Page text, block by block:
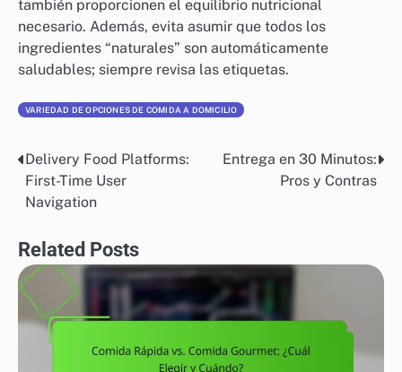
también proporcionen el equilibrio nutricional
necesario. Además, evita asumir que todos los
ingredientes “naturales” son automáticamente
saludables; siempre revisa las etiquetas.
VARIEDAD DE OPCIONES DE COMIDA A DOMICILIO
Post
navigation
Delivery Food Platforms:
First-Time User
Navigation
Entrega en 30 Minutos:
Pros y Contras
Related Posts